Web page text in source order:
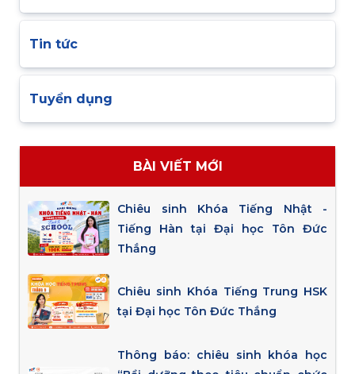
Tin tức
Tuyển dụng
BÀI VIẾT MỚI
Chiêu sinh Khóa Tiếng Nhật -
Tiếng Hàn tại Đại học Tôn Đức
Thắng
Chiêu sinh Khóa Tiếng Trung HSK
tại Đại học Tôn Đức Thắng
Thông báo: chiêu sinh khóa học